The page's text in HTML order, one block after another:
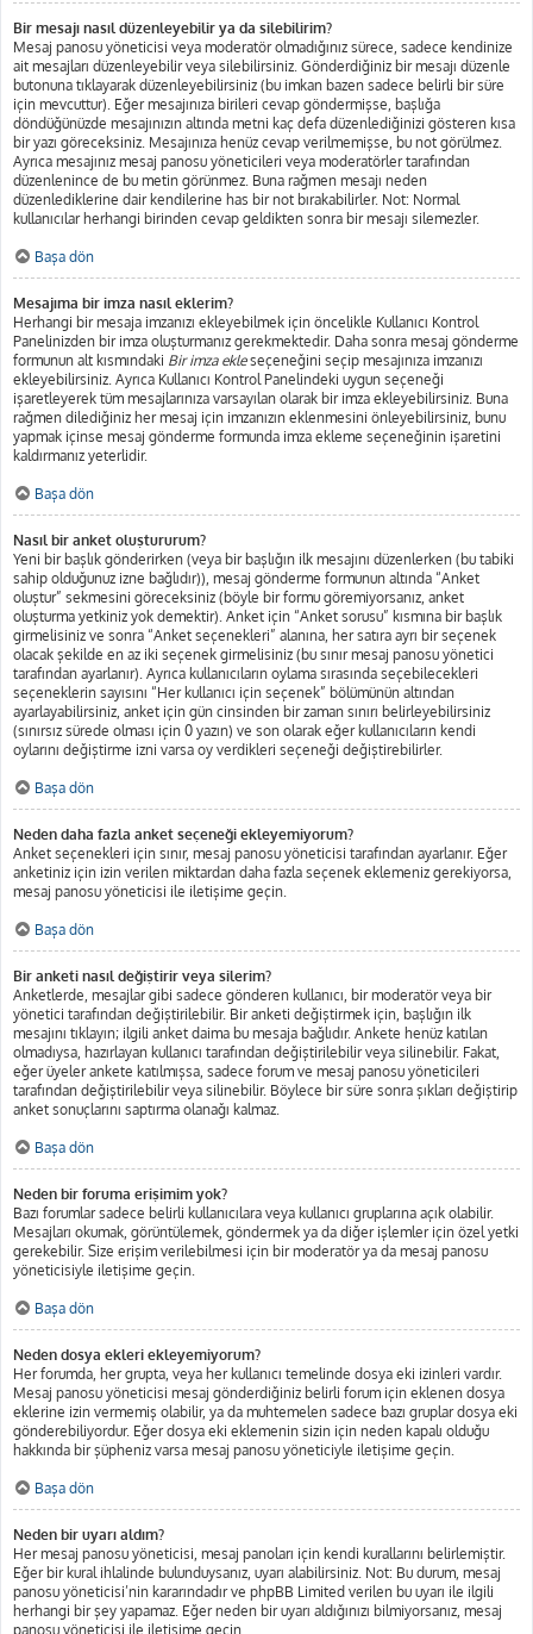
Bir mesajı nasıl düzenleyebilir ya da silebilirim?
Mesaj panosu yöneticisi veya moderatör olmadığınız sürece, sadece kendinize
ait mesajları düzenleyebilir veya silebilirsiniz. Gönderdiğiniz bir mesajı düzenle
butonuna tıklayarak düzenleyebilirsiniz (bu imkan bazen sadece belirli bir süre
için mevcuttur). Eğer mesajınıza birileri cevap göndermişse, başlığa
döndüğünüzde mesajınızın altında metni kaç defa düzenlediğinizi gösteren kısa
bir yazı göreceksiniz. Mesajınıza henüz cevap verilmemişse, bu not görülmez.
Ayrıca mesajınız mesaj panosu yöneticileri veya moderatörler tarafından
düzenlenince de bu metin görünmez. Buna rağmen mesajı neden
düzenlediklerine dair kendilerine has bir not bırakabilirler. Not: Normal
kullanıcılar herhangi birinden cevap geldikten sonra bir mesajı silemezler.
Başa dön
Mesajıma bir imza nasıl eklerim?
Herhangi bir mesaja imzanızı ekleyebilmek için öncelikle Kullanıcı Kontrol
Panelinizden bir imza oluşturmanız gerekmektedir. Daha sonra mesaj gönderme
formunun alt kısmındaki Bir imza ekleseçeneğini seçip mesajınıza imzanızı
ekleyebilirsiniz. Ayrıca Kullanıcı Kontrol Panelindeki uygun seçeneği
işaretleyerek tüm mesajlarınıza varsayılan olarak bir imza ekleyebilirsiniz. Buna
rağmen dilediğiniz her mesaj için imzanızın eklenmesini önleyebilirsiniz, bunu
yapmak içinse mesaj gönderme formunda imza ekleme seçeneğinin işaretini
kaldırmanız yeterlidir.
Başa dön
Nasıl bir anket oluştururum?
Yeni bir başlık gönderirken (veya bir başlığın ilk mesajını düzenlerken (bu tabiki
sahip olduğunuz izne bağlıdır)), mesaj gönderme formunun altında “Anket
oluştur” sekmesini göreceksiniz (böyle bir formu göremiyorsanız, anket
oluşturma yetkiniz yok demektir). Anket için “Anket sorusu” kısmına bir başlık
girmelisiniz ve sonra “Anket seçenekleri” alanına, her satıra ayrı bir seçenek
olacak şekilde en az iki seçenek girmelisiniz (bu sınır mesaj panosu yönetici
tarafından ayarlanır). Ayrıca kullanıcıların oylama sırasında seçebilecekleri
seçeneklerin sayısını “Her kullanıcı için seçenek” bölümünün altından
ayarlayabilirsiniz, anket için gün cinsinden bir zaman sınırı belirleyebilirsiniz
(sınırsız sürede olması için 0 yazın) ve son olarak eğer kullanıcıların kendi
oylarını değiştirme izni varsa oy verdikleri seçeneği değiştirebilirler.
Başa dön
Neden daha fazla anket seçeneği ekleyemiyorum?
Anket seçenekleri için sınır, mesaj panosu yöneticisi tarafından ayarlanır. Eğer
anketiniz için izin verilen miktardan daha fazla seçenek eklemeniz gerekiyorsa,
mesaj panosu yöneticisi ile iletişime geçin.
Başa dön
Bir anketi nasıl değiştirir veya silerim?
Anketlerde, mesajlar gibi sadece gönderen kullanıcı, bir moderatör veya bir
yönetici tarafından değiştirilebilir. Bir anketi değiştirmek için, başlığın ilk
mesajını tıklayın; ilgili anket daima bu mesaja bağlıdır. Ankete henüz katılan
olmadıysa, hazırlayan kullanıcı tarafından değiştirilebilir veya silinebilir. Fakat,
eğer üyeler ankete katılmışsa, sadece forum ve mesaj panosu yöneticileri
tarafından değiştirilebilir veya silinebilir. Böylece bir süre sonra şıkları değiştirip
anket sonuçlarını saptırma olanağı kalmaz.
Başa dön
Neden bir foruma erişimim yok?
Bazı forumlar sadece belirli kullanıcılara veya kullanıcı gruplarına açık olabilir.
Mesajları okumak, görüntülemek, göndermek ya da diğer işlemler için özel yetki
gerekebilir. Size erişim verilebilmesi için bir moderatör ya da mesaj panosu
yöneticisiyle iletişime geçin.
Başa dön
Neden dosya ekleri ekleyemiyorum?
Her forumda, her grupta, veya her kullanıcı temelinde dosya eki izinleri vardır.
Mesaj panosu yöneticisi mesaj gönderdiğiniz belirli forum için eklenen dosya
eklerine izin vermemiş olabilir, ya da muhtemelen sadece bazı gruplar dosya eki
gönderebiliyordur. Eğer dosya eki eklemenin sizin için neden kapalı olduğu
hakkında bir şüpheniz varsa mesaj panosu yöneticiyle iletişime geçin.
Başa dön
Neden bir uyarı aldım?
Her mesaj panosu yöneticisi, mesaj panoları için kendi kurallarını belirlemiştir.
Eğer bir kural ihlalinde bulunduysanız, uyarı alabilirsiniz. Not: Bu durum, mesaj
panosu yöneticisi’nin kararındadır ve phpBB Limited verilen bu uyarı ile ilgili
herhangi bir şey yapamaz. Eğer neden bir uyarı aldığınızı bilmiyorsanız, mesaj
panosu yöneticisi ile iletişime geçin.